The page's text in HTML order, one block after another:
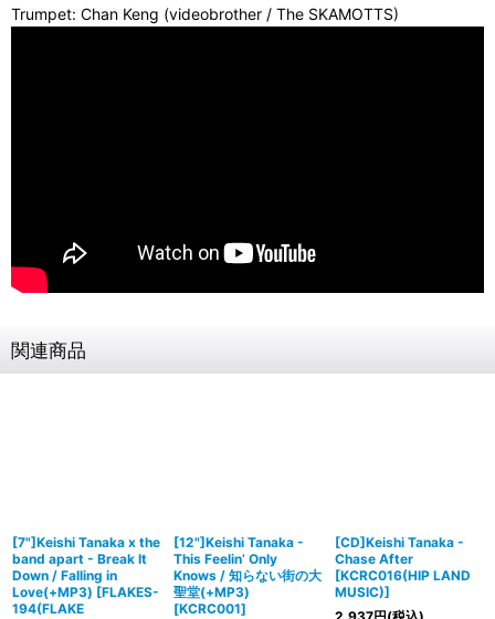
Trumpet: Chan Keng (videobrother / The SKAMOTTS)
関連商品
[7"]Keishi Tanaka x the
band apart - Break It
Down / Falling in
Love(+MP3) [FLAKES-
194(FLAKE
[12"]Keishi Tanaka -
This Feelin’ Only
Knows / 知らない街の大
聖堂(+MP3)
[KCRC001]
[CD]Keishi Tanaka -
Chase After
[KCRC016(HIP LAND
MUSIC)]